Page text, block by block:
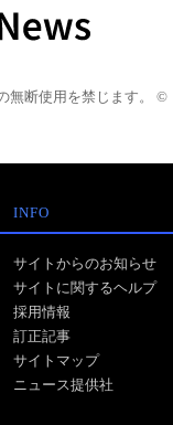
無断使用を禁じます。 ©
INFO
サイトからのお知らせ
サイトに関するヘルプ
採用情報
訂正記事
サイトマップ
ニュース提供社